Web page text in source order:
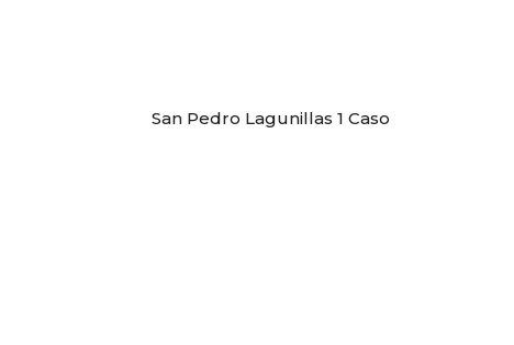
San Pedro Lagunillas 1 Caso